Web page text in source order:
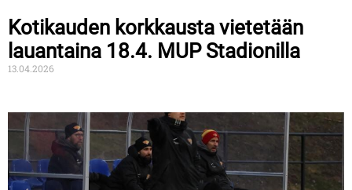
Kotikauden korkkausta vietetään
lauantaina 18.4. MUP Stadionilla
13.04.2026